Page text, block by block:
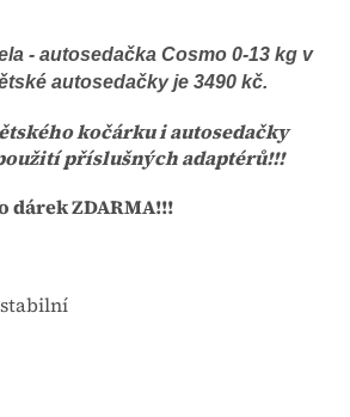
- autosedačka Cosmo 0-13 kg v
autosedačky je 3490 kč.
kočárku i autosedačky
příslušných adaptérů!!!
dárek ZDARMA!!!